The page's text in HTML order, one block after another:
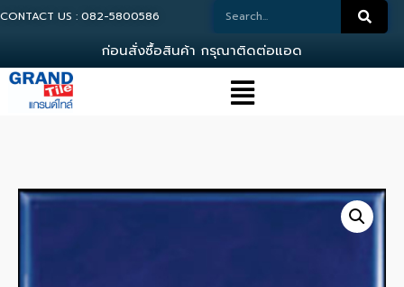
CONTACT US : 082-5800586
กอนสงซอสนคา กรณาตดตอแอดม